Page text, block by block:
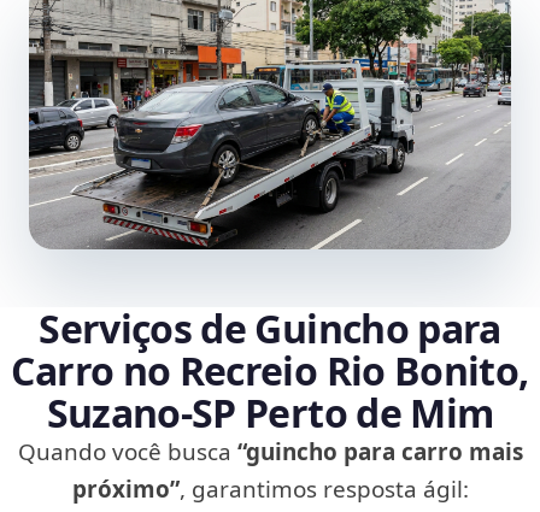
Serviços de Guincho para
Carro no Recreio Rio Bonito,
Suzano‑SP Perto de Mim
Quando você busca “guincho para carro mais
próximo”, garantimos resposta ágil: